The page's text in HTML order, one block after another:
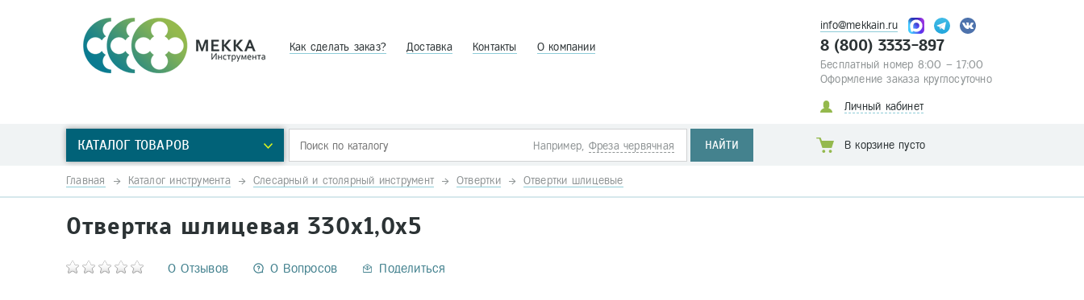
Как сделать заказ? Доставка Контакты О компании
info@mekkain.ru
8 (800) 3333-897
Бесплатный номер 8:00 – 17:00
Оформление заказа круглосуточно
Личный кабинет
КАТАЛОГ ТОВАРОВ Например, Фреза червячная НАЙТИ В корзине пусто
Главная Каталог инструмента Слесарный и столярный инструмент Отвертки Отвертки шлицевые
Отвертка шлицевая 330х1,0х5
0 Отзывов 0 Вопросов Поделиться